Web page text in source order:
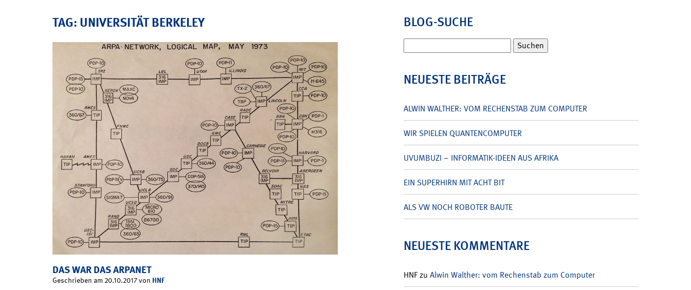
TAG: UNIVERSITÄT BERKELEY
DAS WAR DAS ARPANET
Geschrieben am 20.10.2017 von HNF
BLOG-SUCHE
nach:
NEUESTE BEITRÄGE
ALWIN WALTHER: VOM RECHENSTAB ZUM COMPUTER
WIR SPIELEN QUANTENCOMPUTER
UVUMBUZI – INFORMATIK-IDEEN AUS AFRIKA
EIN SUPERHIRN MIT ACHT BIT
ALS VW NOCH ROBOTER BAUTE
NEUESTE KOMMENTARE
HNFzu Alwin Walther: vom Rechenstab zum Computer